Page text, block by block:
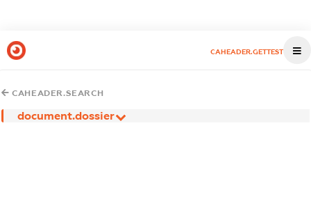
CAHEADER.GETTEST
CAHEADER.SEARCH
document.dossier